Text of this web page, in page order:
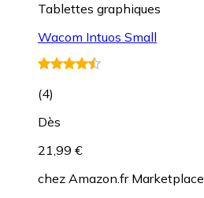
Tablettes graphiques
Wacom Intuos Small
(4)
Dès
21,99 €
chez Amazon.fr Marketplace